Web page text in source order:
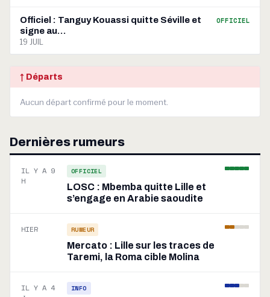
Officiel : Tanguy Kouassi quitte Séville et
signe au…
OFFICIEL
19 JUIL
↑ Départs
Aucun départ confirmé pour le moment.
Dernières rumeurs
IL Y A 9
H
OFFICIEL
LOSC : Mbemba quitte Lille et
s’engage en Arabie saoudite
HIER RUMEUR
Mercato : Lille sur les traces de
Taremi, la Roma cible Molina
IL Y A 4
INFO